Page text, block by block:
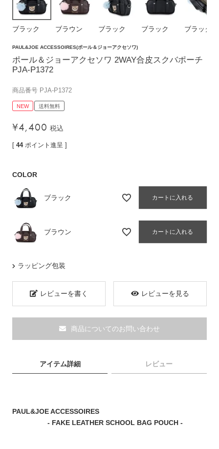
ショルダーバッグ
ボストンバッグ
財布・小物
長財布
コインケース
トラベルウォレット
名刺入れ・カードケース
キーケース
ポーチ
小物その他
ブラック ブラウン ブラック ブラック ブラック
PAUL&JOE ACCESSOIRES(ポール＆ジョーアクセソワ)
ポール＆ジョーアクセソワ 2WAY合皮スクバポーチ
PJA-P1372
商品番号 PJA-P1372
NEW 送料無料
¥4,400 税込
[ 44 ポイント進呈 ]
COLOR
ブラック カートに入れる
ブラウン カートに入れる
ラッピング包装
レビューを書く レビューを見る
商品についてのお問い合わせ
アイテム詳細 レビュー
PAUL&JOE ACCESSOIRES
- FAKE LEATHER SCHOOL BAG POUCH -